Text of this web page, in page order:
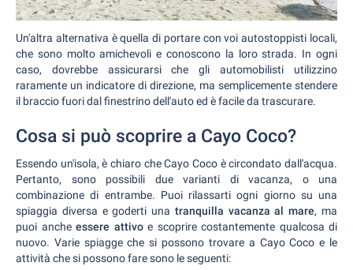
Un'altra alternativa è quella di portare con voi autostoppisti locali,
che sono molto amichevoli e conoscono la loro strada. In ogni
caso, dovrebbe assicurarsi che gli automobilisti utilizzino
raramente un indicatore di direzione, ma semplicemente stendere
il braccio fuori dal finestrino dell'auto ed è facile da trascurare.
Cosa si può scoprire a Cayo Coco?
Essendo un'isola, è chiaro che Cayo Coco è circondato dall'acqua.
Pertanto, sono possibili due varianti di vacanza, o una
combinazione di entrambe. Puoi rilassarti ogni giorno su una
spiaggia diversa e goderti una tranquilla vacanza al mare, ma
puoi anche essere attivoe scoprire costantemente qualcosa di
nuovo. Varie spiagge che si possono trovare a Cayo Coco e le
attività che si possono fare sono le seguenti: